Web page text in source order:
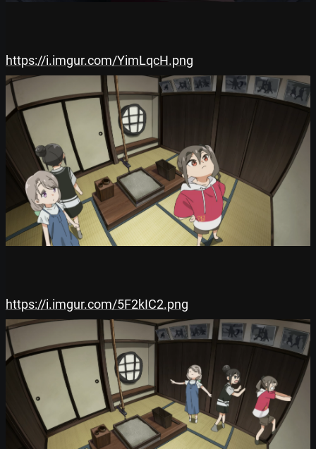
https://i.imgur.com/YimLqcH.png
https://i.imgur.com/5F2kIC2.png